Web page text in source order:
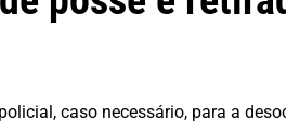
caso necessário, para a